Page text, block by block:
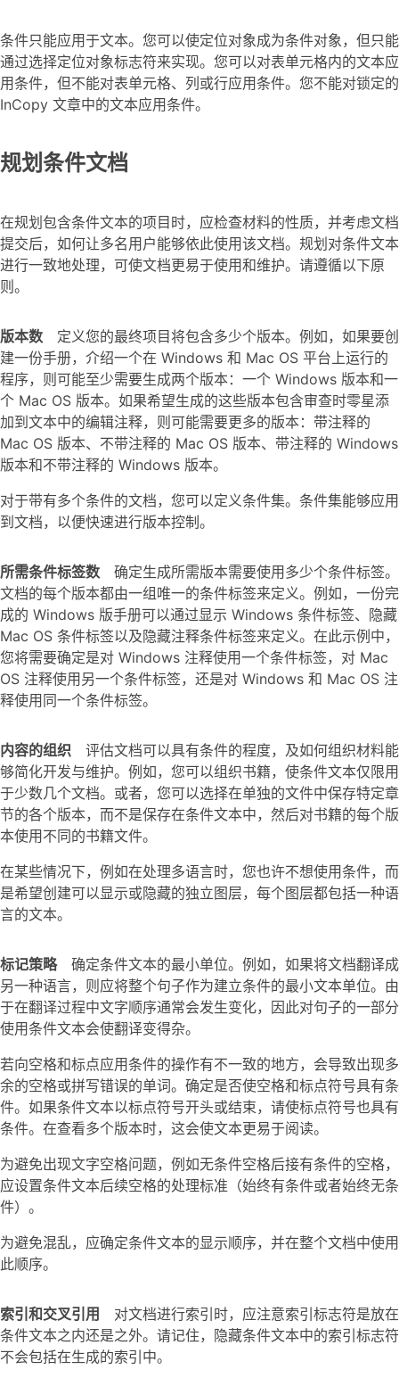
条件只能应用于文本。您可以使定位对象成为条件对象，但只能
通过选择定位对象标志符来实现。您可以对表单元格内的文本应
用条件，但不能对表单元格、列或行应用条件。您不能对锁定的
InCopy 文章中的文本应用条件。
规划条件文档
在规划包含条件文本的项目时，应检查材料的性质，并考虑文档
提交后，如何让多名用户能够依此使用该文档。规划对条件文本
进行一致地处理，可使文档更易于使用和维护。请遵循以下原
则。
版本数
定义您的最终项目将包含多少个版本。例如，如果要创
建一份手册，介绍一个在 Windows 和 Mac OS 平台上运行的
程序，则可能至少需要生成两个版本：一个 Windows 版本和一
个 Mac OS 版本。如果希望生成的这些版本包含审查时零星添
加到文本中的编辑注释，则可能需要更多的版本：带注释的
Mac OS 版本、不带注释的 Mac OS 版本、带注释的 Windows
版本和不带注释的 Windows 版本。
对于带有多个条件的文档，您可以定义条件集。条件集能够应用
到文档，以便快速进行版本控制。
所需条件标签数
确定生成所需版本需要使用多少个条件标签。
文档的每个版本都由一组唯一的条件标签来定义。例如，一份完
成的 Windows 版手册可以通过显示 Windows 条件标签、隐藏
Mac OS 条件标签以及隐藏注释条件标签来定义。在此示例中，
您将需要确定是对 Windows 注释使用一个条件标签，对 Mac
OS 注释使用另一个条件标签，还是对 Windows 和 Mac OS 注
释使用同一个条件标签。
内容的组织
评估文档可以具有条件的程度，及如何组织材料能
够简化开发与维护。例如，您可以组织书籍，使条件文本仅限用
于少数几个文档。或者，您可以选择在单独的文件中保存特定章
节的各个版本，而不是保存在条件文本中，然后对书籍的每个版
本使用不同的书籍文件。
在某些情况下，例如在处理多语言时，您也许不想使用条件，而
是希望创建可以显示或隐藏的独立图层，每个图层都包括一种语
言的文本。
标记策略
确定条件文本的最小单位。例如，如果将文档翻译成
另一种语言，则应将整个句子作为建立条件的最小文本单位。由
于在翻译过程中文字顺序通常会发生变化，因此对句子的一部分
使用条件文本会使翻译变得杂。
若向空格和标点应用条件的操作有不一致的地方，会导致出现多
余的空格或拼写错误的单词。确定是否使空格和标点符号具有条
件。如果条件文本以标点符号开头或结束，请使标点符号也具有
条件。在查看多个版本时，这会使文本更易于阅读。
为避免出现文字空格问题，例如无条件空格后接有条件的空格，
应设置条件文本后续空格的处理标准（始终有条件或者始终无条
件）。
为避免混乱，应确定条件文本的显示顺序，并在整个文档中使用
此顺序。
索引和交叉引用
对文档进行索引时，应注意索引标志符是放在
条件文本之内还是之外。请记住，隐藏条件文本中的索引标志符
不会包括在生成的索引中。